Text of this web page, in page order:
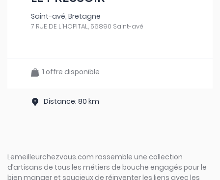
Saint-avé, Bretagne
7 RUE DE L'HOPITAL, 56890 Saint-avé
1 offre disponible
Distance: 80 km
Lemeilleurchezvous.com rassemble une collection
d’artisans de tous les métiers de bouche engagés pour le
bien manger et soucieux de réinventer les liens avec les